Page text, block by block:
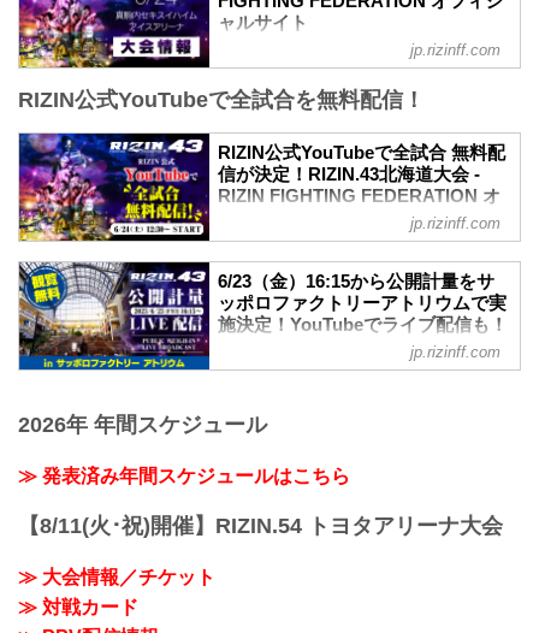
ャルサイト
千裕 - フェザー級タイトルマッチ決定
RIZIN.43 大会概要
開催日時
2023年6月24日（土）12:00開場 / 14:00開
※開場・開始時間は予定です。決定次第
RIZIN FFオフィシャルサイトにてご案内
します。
終了予定時間
19:00〜20:00頃
※試合内容、イベント進行によって終了
予定時間が前後することがありますので
会場
札幌市営...
jp.rizinff.com
RIZIN公式YouTubeで全試合を無料配信！
RIZIN公式YouTubeで全試合 無料配
信が決定！RIZIN.43北海道大会 -
RIZIN FIGHTING FEDERATION オ
キスイハイムアイスアリーナで開催され
るRIZIN.43が、RIZIN FF公式Youtubeチ
ャンネルで全試合 無料配信されることが
またCSスカパー！でも無料配信が決定！
会を全試合リアルタイムで視聴しよう！
配信日時 料金 配信媒体 アーカイブ
6/24(土)
jp.rizinff.com
6/23（金）16:15から公開計量をサ
ッポロファクトリーアトリウムで実
施決定！YouTubeでライブ配信も！
RIZIN.43 - RIZIN FIGHTING
FEDERATION オフィシャルサイト
市のサッポロファクトリーアトリウムに
今愛の公開計量は、なんと観覧無料！ま
たこの模様はRIZIN FF公式Youtubeチャ
ンネルでライブ配信もされる予定だ！
※RIZIN FF オフィシャルファンクラブ
jp.rizinff.com
2026年 年間スケジュール
≫ 発表済み年間スケジュールはこちら
【8/11(火･祝)開催】RIZIN.54 トヨタアリーナ大会
≫ 大会情報／チケット
≫ 対戦カード